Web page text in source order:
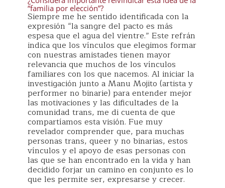
“familia por elección”?
Siempre me he sentido identificada con la
expresión “la sangre del pacto es más
espesa que el agua del vientre.” Este refrán
indica que los vínculos que elegimos formar
con nuestras amistades tienen mayor
relevancia que muchos de los vínculos
familiares con los que nacemos. Al iniciar la
investigación junto a Manu Mojito (artista y
performer no binarie) para entender mejor
las motivaciones y las dificultades de la
comunidad trans, me di cuenta de que
compartíamos esta visión. Fue muy
revelador comprender que, para muchas
personas trans, queer y no binarias, estos
vínculos y el apoyo de esas personas con
las que se han encontrado en la vida y han
decidido forjar un camino en conjunto es lo
que les permite ser, expresarse y crecer.